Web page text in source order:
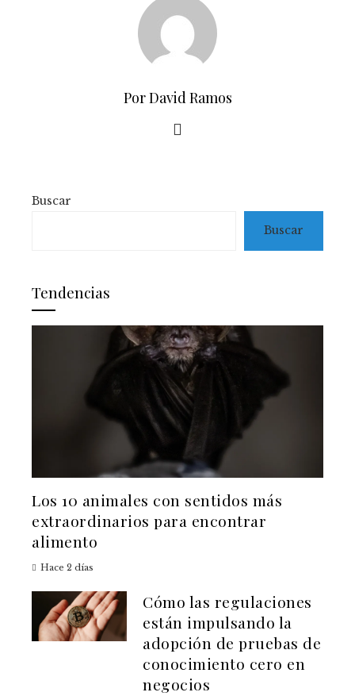
Por David Ramos
Buscar
Buscar
Tendencias
Los 10 animales con sentidos más
extraordinarios para encontrar
alimento
Hace 2 días
Cómo las regulaciones
están impulsando la
adopción de pruebas de
conocimiento cero en
negocios